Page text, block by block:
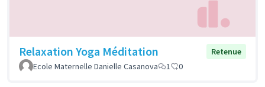
Relaxation Yoga Méditation
Retenue
Ecole Maternelle Danielle Casanova
1 0